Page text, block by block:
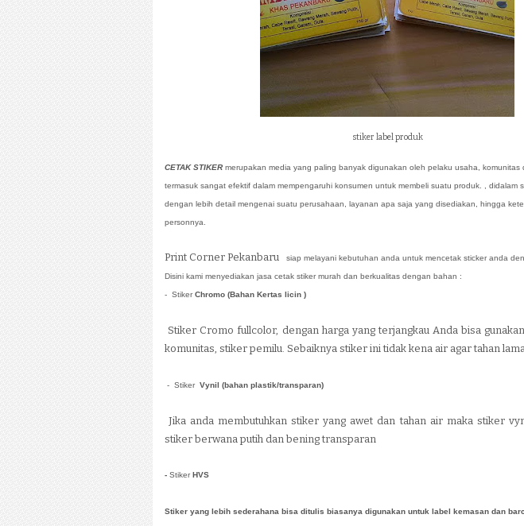
stiker label produk
CETAK STIKER merupakan media yang paling banyak digunakan oleh pelaku usaha, komunitas
termasuk sangat efektif dalam mempengaruhi konsumen untuk membeli suatu produk. , didalam
dengan lebih detail mengenai suatu perusahaan, layanan apa saja yang disediakan, hingga
personnya.
Print Corner Pekanbaru siap melayani kebutuhan anda untuk mencetak sticker anda
Disini kami menyediakan jasa cetak stiker murah dan berkualitas dengan bahan :
- StikerChromo (Bahan Kertas licin )
Stiker Cromo fullcolor, dengan harga yang terjangkau Anda bisa
komunitas, stiker pemilu. Sebaiknya stiker ini tidak kena air agar tahan lama.
- Stiker Vynil (bahan plastik/transparan)
Jika anda membutuhkan stiker yang awet dan tahan air maka stiker
stiker berwana putih dan bening transparan
- StikerHVS
Stiker yang lebih sederahana bisa ditulis biasanya digunakan untuk label kemasan dan